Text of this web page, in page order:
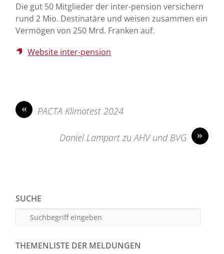
Die gut 50 Mitglieder der inter-pension versichern
rund 2 Mio. Destinatäre und weisen zusammen ein
Vermögen von 250 Mrd. Franken auf.
Website inter-pension
« PACTA Klimatest 2024
»
Daniel Lampart zu AHV und BVG
SUCHE
THEMENLISTE DER MELDUNGEN